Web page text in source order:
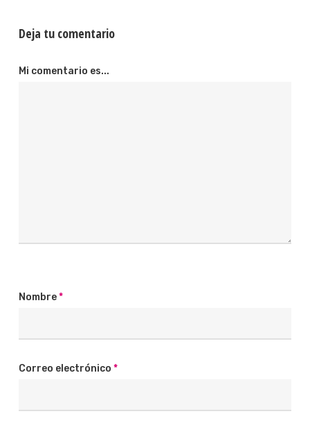
Deja tu comentario
Mi comentario es...
Nombre*
Correo electrónico *